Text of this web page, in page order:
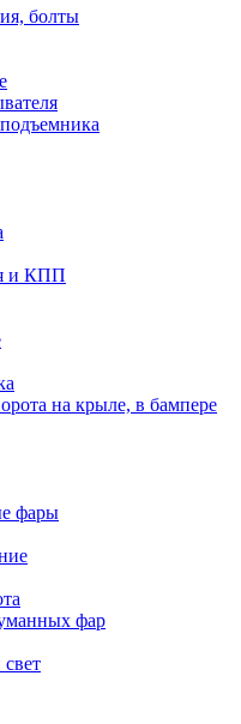
болты
и КПП
на крыле, в бампере
фары
фар